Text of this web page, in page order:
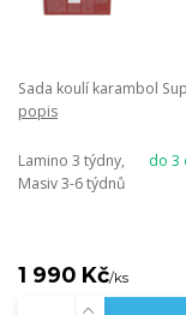
Sada koulí karambol
popis
Lamino 3 týdny,
Masiv 3-6 týdnů
do 3
1 990 Kč/ks